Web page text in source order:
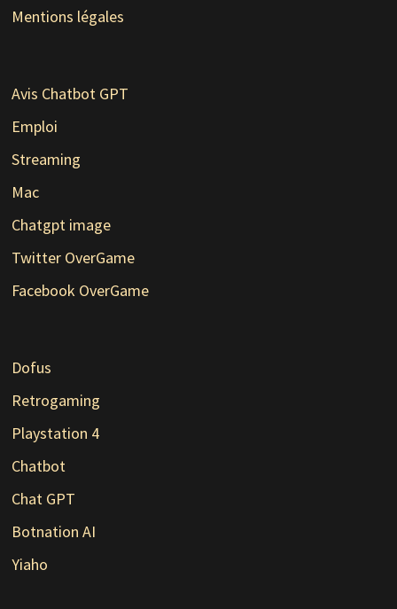
Mentions légales
Avis Chatbot GPT
Emploi
Streaming
Mac
Chatgpt image
Twitter OverGame
Facebook OverGame
Dofus
Retrogaming
Playstation 4
Chatbot
Chat GPT
Botnation AI
Yiaho